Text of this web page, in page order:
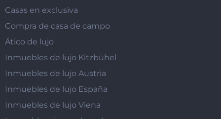
Casas en exclusiva
Compra de casa de campo
Ático de lujo
Inmuebles de lujo Kitzbühel
Inmuebles de lujo Austria
Inmuebles de lujo España
Inmuebles de lujo Viena